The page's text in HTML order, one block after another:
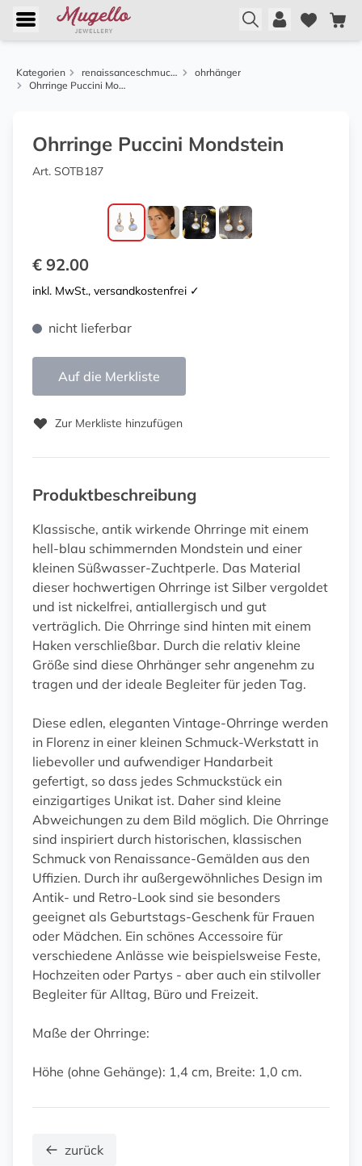
Kategorien renaissanceschmuck aus florenz
ohrhänger
Ohrringe Puccini Mondstein
Ohrringe Puccini Mondstein
Art. SOTB187
€ 92.00
inkl. MwSt., versandkostenfrei ✓
nicht lieferbar
Auf die Merkliste
Zur Merkliste hinzufügen
Produktbeschreibung
Klassische, antik wirkende Ohrringe mit einem
hell-blau schimmernden Mondstein und einer
kleinen Süßwasser-Zuchtperle. Das Material
dieser hochwertigen Ohrringe ist Silber vergoldet
und ist nickelfrei, antiallergisch und gut
verträglich. Die Ohrringe sind hinten mit einem
Haken verschließbar. Durch die relativ kleine
Größe sind diese Ohrhänger sehr angenehm zu
tragen und der ideale Begleiter für jeden Tag.
Diese edlen, eleganten Vintage-Ohrringe werden
in Florenz in einer kleinen Schmuck-Werkstatt in
liebevoller und aufwendiger Handarbeit
gefertigt, so dass jedes Schmuckstück ein
einzigartiges Unikat ist. Daher sind kleine
Abweichungen zu dem Bild möglich. Die Ohrringe
sind inspiriert durch historischen, klassischen
Schmuck von Renaissance-Gemälden aus den
Uffizien. Durch ihr außergewöhnliches Design im
Antik- und Retro-Look sind sie besonders
geeignet als Geburtstags-Geschenk für Frauen
oder Mädchen. Ein schönes Accessoire für
verschiedene Anlässe wie beispielsweise Feste,
Hochzeiten oder Partys - aber auch ein stilvoller
Begleiter für Alltag, Büro und Freizeit.
Maße der Ohrringe:
Höhe (ohne Gehänge): 1,4 cm, Breite: 1,0 cm.
zurück